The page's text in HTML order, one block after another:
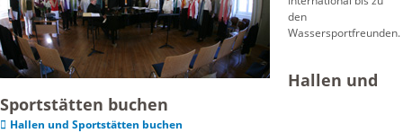
den
Wassersportfreunden.
Hallen und
Sportstätten buchen
Hallen und Sportstätten buchen